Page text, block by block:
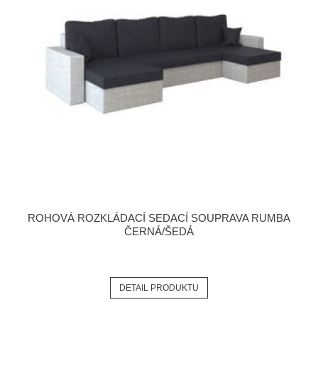
ROHOVÁ ROZKLÁDACÍ SEDACÍ SOUPRAVA RUMBA
ČERNÁ/ŠEDÁ
DETAIL PRODUKTU